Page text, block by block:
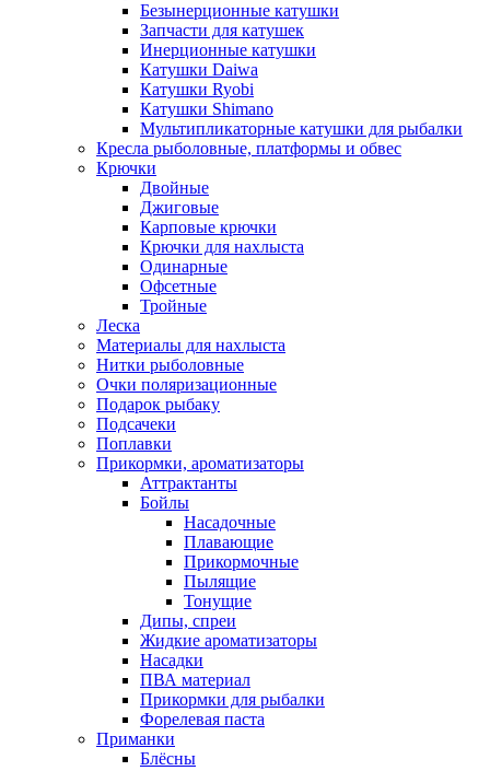
Безынерционные катушки
Запчасти для катушек
Инерционные катушки
Катушки Daiwa
Катушки Ryobi
Катушки Shimano
Мультипликаторные катушки для рыбалки
Кресла рыболовные, платформы и обвес
Крючки
Двойные
Джиговые
Карповые крючки
Крючки для нахлыста
Одинарные
Офсетные
Тройные
Леска
Материалы для нахлыста
Нитки рыболовные
Очки поляризационные
Подарок рыбаку
Подсачеки
Поплавки
Прикормки, ароматизаторы
Аттрактанты
Бойлы
Насадочные
Плавающие
Прикормочные
Пылящие
Тонущие
Дипы, спреи
Жидкие ароматизаторы
Насадки
ПВА материал
Прикормки для рыбалки
Форелевая паста
Приманки
Блёсны